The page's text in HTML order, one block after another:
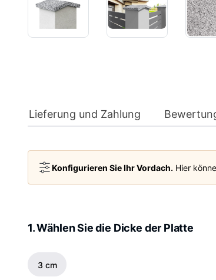
Lieferung und Zahlung
Konfigurieren Sie Ihr Vordach. Hier
1. Wählen Sie die Dicke der Platte
3 cm